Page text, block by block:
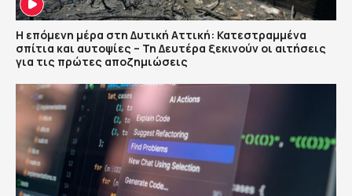
Η επόμενη μέρα στη Δυτική Αττική: Κατεστραμμένα
σπίτια και αυτοψίες – Τη Δευτέρα ξεκινούν οι αιτήσεις
για τις πρώτες αποζημιώσεις